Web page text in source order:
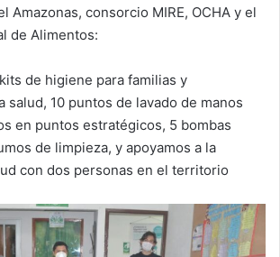
Amazonas, consorcio MIRE, OCHA y el
de Alimentos:
de higiene para familias y
salud, 10 puntos de lavado de manos
en puntos estratégicos, 5 bombas
de limpieza, y apoyamos a la
con dos personas en el territorio